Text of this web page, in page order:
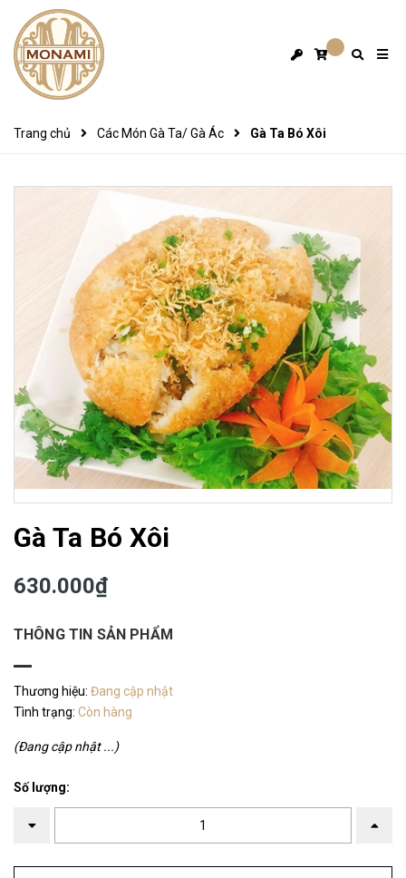
Trang chủ Các Món Gà Ta/ Gà Ác Gà Ta Bó Xôi
Gà Ta Bó Xôi
630.000₫
THÔNG TIN SẢN PHẨM
Thương hiệu: Đang cập nhật
Tình trạng: Còn hàng
(Đang cập nhật ...)
Số lượng: